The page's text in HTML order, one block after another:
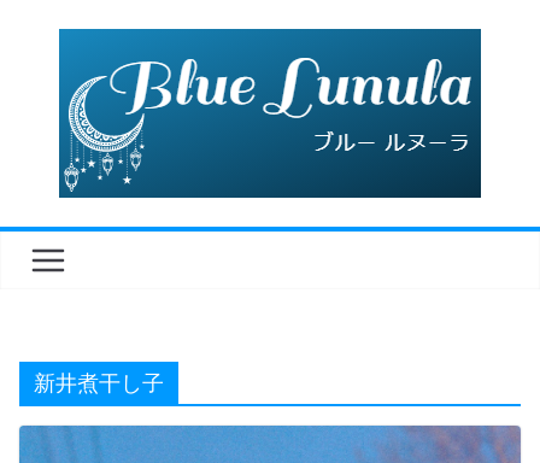
新井煮干し子